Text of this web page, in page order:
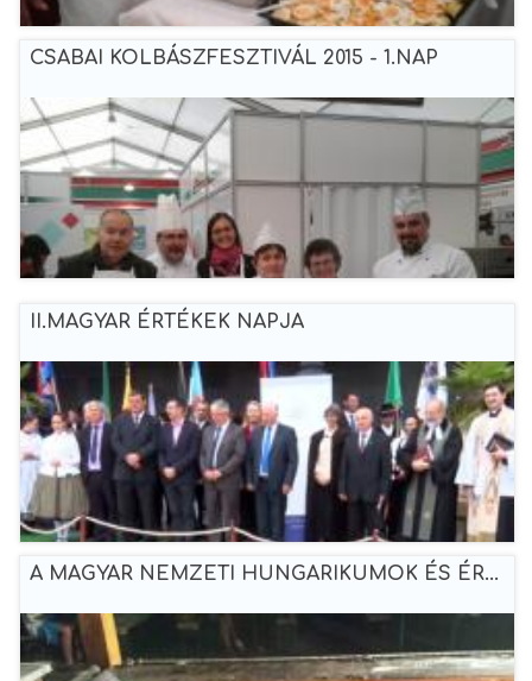
CSABAI KOLBÁSZFESZTIVÁL 2015 - 1.NAP
II.MAGYAR ÉRTÉKEK NAPJA
A MAGYAR NEMZETI HUNGARIKUMOK ÉS ÉR...